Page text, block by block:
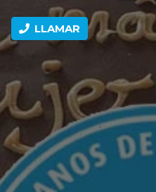
LLAMAR